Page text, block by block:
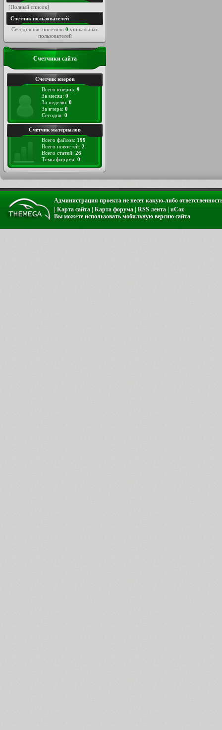
[Полный список]
Счетчик пользователей
Сегодня нас посетило 0 уникальных
пользователей
Счетчики сайта
Счетчик юзеров
Всего юзеров: 9
За месяц: 0
За неделю: 0
За вчера: 0
Сегодня: 0
Счетчик материалов
Всего файлов: 199
Всего новостей: 2
Всего статей: 26
Темы форума: 0
Администрация проекта не несет какую-либо
Карта сайта Карта форума RSS лента
uCoz
Вы можете использовать мобильную версию сайта